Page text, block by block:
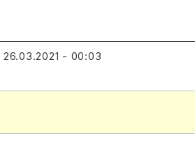
26.03.2021 - 00:03